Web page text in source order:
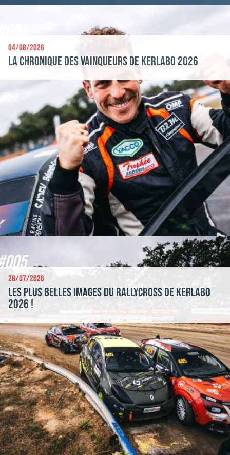
04/08/2026
La chronique des vainqueurs de Kerlabo 2026
28/07/2026
Les plus belles images du Rallycross de Kerlabo
2026 !